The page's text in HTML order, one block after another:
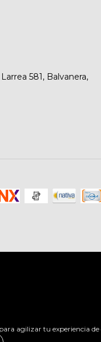
para agilizar tu experiencia
581, Balvanera,